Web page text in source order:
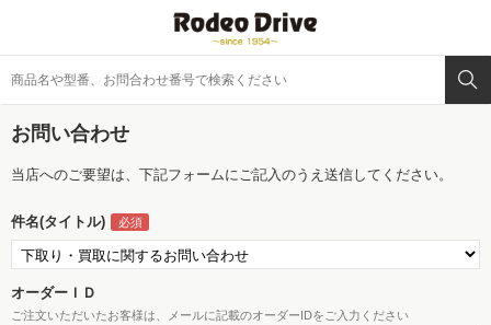
お問い合わせ
当店へのご要望は、下記フォームにご記入のうえ送信してください。
件名(タイトル)
オーダーＩＤ
ご注文いただいたお客様は、メールに記載のオーダーIDをご入力ください